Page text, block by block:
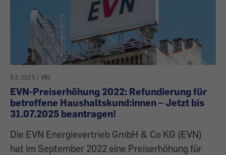
5.5.2025 | VKI
EVN-Preiserhöhung 2022: Refundierung für
betroffene Haushaltskund:innen – Jetzt bis
31.07.2025 beantragen!
Die EVN Energievertrieb GmbH & Co KG (EVN)
hat im September 2022 eine Preiserhöhung für